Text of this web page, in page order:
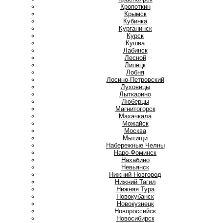
Кропоткин
Крымск
Кубинка
Курганинск
Курск
Кушва
Лабинск
Лесной
Липецк
Лобня
Лосино-Петровский
Луховицы
Лыткарино
Люберцы
Магнитогорск
Махачкала
Можайск
Москва
Мытищи
Набережные Челны
Наро-Фоминск
Нахабино
Невьянск
Нижний Новгород
Нижний Тагил
Нижняя Тура
Новокубанск
Новокузнецк
Новороссийск
Новосибирск